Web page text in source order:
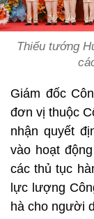
Thiếu tướng
Giám đốc
đơn vị thuộc
nhận quyết
vào hoạt
các thủ tục
lực lượng
hà cho người